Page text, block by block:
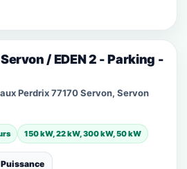
/ EDEN 2 - Parking -
Perdrix 77170 Servon, Servon
150 kW, 22 kW, 300 kW, 50 kW
Puissance